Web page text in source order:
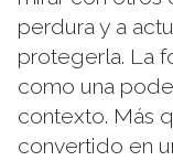
perdura y a
protegerla. La
como una
contexto. Más
convertido en